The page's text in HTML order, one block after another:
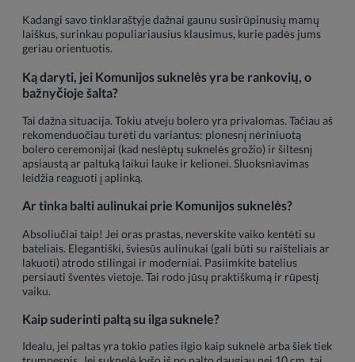
Kadangi savo tinklaraštyje dažnai gaunu susirūpinusių mamų
laiškus, surinkau populiariausius klausimus, kurie padės jums
geriau orientuotis.
Ką daryti, jei Komunijos suknelėsyra be rankovių, o
bažnyčioje šalta?
Tai dažna situacija. Tokiu atveju bolero yra privalomas. Tačiau aš
rekomenduočiau turėti du variantus: plonesnį nėriniuotą
bolero ceremonijai (kad neslėptų suknelės grožio) ir šiltesnį
apsiaustą ar paltuką laikui lauke ir kelionei. Sluoksniavimas
leidžia reaguoti į aplinką.
Ar tinka balti aulinukai prie Komunijos suknelės?
Absoliučiai taip! Jei oras prastas, neverskite vaiko kentėti su
bateliais. Elegantiški, šviesūs aulinukai (gali būti su raišteliais ar
lakuoti) atrodo stilingai ir moderniai. Pasiimkite batelius
persiauti šventės vietoje. Tai rodo jūsų praktiškumą ir rūpestį
vaiku.
Kaip suderinti paltą su ilga suknele?
Idealu, jei paltas yra tokio paties ilgio kaip suknelė arba šiek tiek